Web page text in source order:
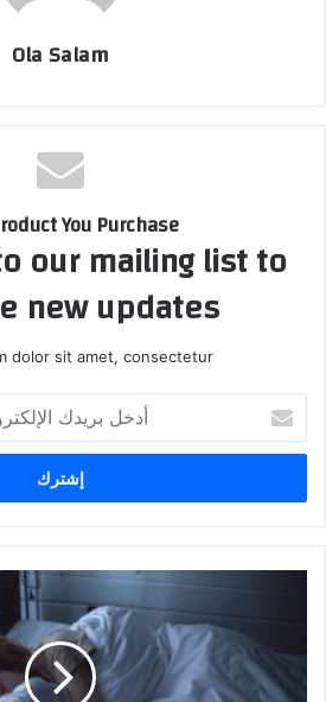
Ola Salam
You Purchase
our mailing list to
new updates!
dolor sit amet, consectetur.
بريدك
الإلكتروني